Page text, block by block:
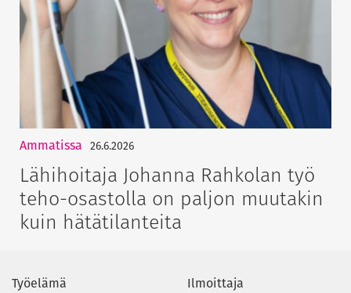
Ammatissa 26.6.2026
Lähihoitaja Johanna Rahkolan työ
teho-osastolla on paljon muutakin
kuin hätätilanteita
Työelämä Ilmoittaja